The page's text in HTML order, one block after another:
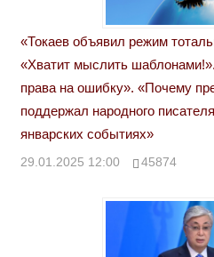
«Токаев объявил режим
«Хватит мыслить
права на ошибку». «Почему
поддержал народного
январских событиях»
29.01.2025 12:00 45874